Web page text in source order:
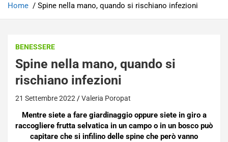
Home Spine nella mano, quando si rischiano infezioni
BENESSERE
Spine nella mano, quando si
rischiano infezioni
21 Settembre 2022 Valeria Poropat
Mentre siete a fare giardinaggio oppure siete in giro a
raccogliere frutta selvatica in un campo o in un bosco può
capitare che si infilino delle spine che però vanno